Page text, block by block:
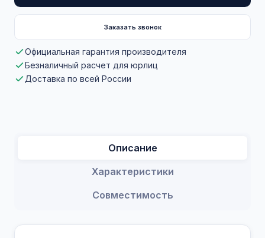
Заказать звонок
Официальная гарантия производителя
Безналичный расчет для юрлиц
Доставка по всей России
Описание
Характеристики
Совместимость